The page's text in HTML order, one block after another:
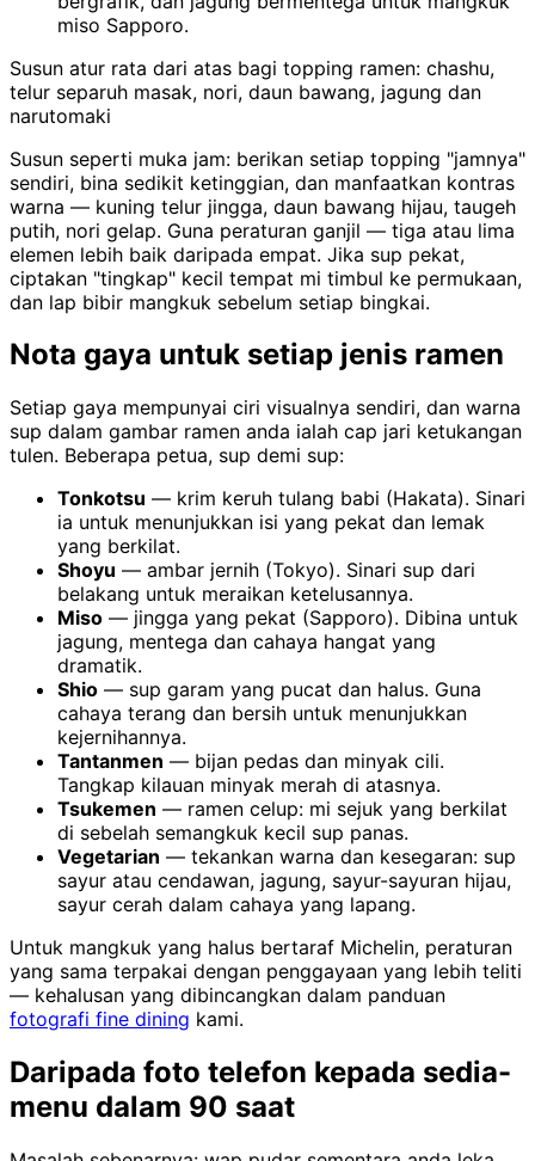
miso Sapporo.
Susun atur rata dari atas bagi topping ramen: chashu,
telur separuh masak, nori, daun bawang, jagung dan
narutomaki
Susun seperti muka jam: berikan setiap topping "jamnya"
sendiri, bina sedikit ketinggian, dan manfaatkan kontras
warna — kuning telur jingga, daun bawang hijau, taugeh
putih, nori gelap. Guna peraturan ganjil — tiga atau lima
elemen lebih baik daripada empat. Jika sup pekat,
ciptakan "tingkap" kecil tempat mi timbul ke permukaan,
dan lap bibir mangkuk sebelum setiap bingkai.
Nota gaya untuk setiap jenis ramen
Setiap gaya mempunyai ciri visualnya sendiri, dan warna
sup dalam gambar ramen anda ialah cap jari ketukangan
tulen. Beberapa petua, sup demi sup:
Tonkotsu — krim keruh tulang babi (Hakata). Sinari
ia untuk menunjukkan isi yang pekat dan lemak
yang berkilat.
Shoyu — ambar jernih (Tokyo). Sinari sup dari
belakang untuk meraikan ketelusannya.
Miso — jingga yang pekat (Sapporo). Dibina untuk
jagung, mentega dan cahaya hangat yang
dramatik.
Shio — sup garam yang pucat dan halus. Guna
cahaya terang dan bersih untuk menunjukkan
kejernihannya.
Tantanmen — bijan pedas dan minyak cili.
Tangkap kilauan minyak merah di atasnya.
Tsukemen — ramen celup: mi sejuk yang berkilat
di sebelah semangkuk kecil sup panas.
Vegetarian — tekankan warna dan kesegaran: sup
sayur atau cendawan, jagung, sayur-sayuran hijau,
sayur cerah dalam cahaya yang lapang.
Untuk mangkuk yang halus bertaraf Michelin, peraturan
yang sama terpakai dengan penggayaan yang lebih teliti
— kehalusan yang dibincangkan dalam panduan
fotografi fine dining kami.
Daripada foto telefon kepada sedia-
menu dalam 90 saat